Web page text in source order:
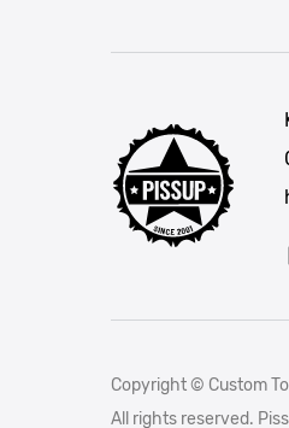
Copyright © Custom
All rights reserved.